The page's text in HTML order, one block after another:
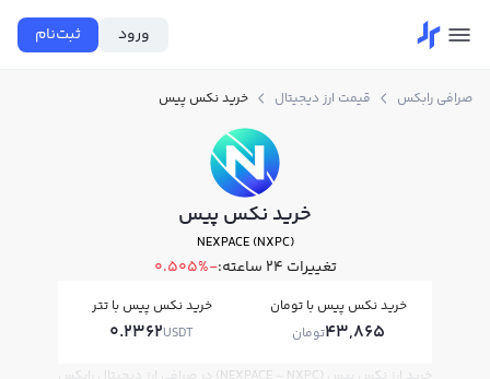
ورود ثبت‌نام
صرافی رابکس قیمت ارز دیجیتال خرید نکس پیس
خرید نکس پیس
NEXPACE (NXPC)
تغییرات ۲۴ ساعته: -0.505%
خرید نکس پیس با تومان
43,865تومان
خرید نکس پیس با تتر
0.2362USDT